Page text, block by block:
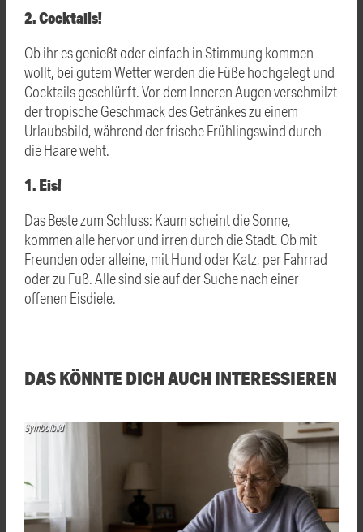
2. Cocktails!
Ob ihr es genießt oder einfach in Stimmung kommen
wollt, bei gutem Wetter werden die Füße hochgelegt und
Cocktails geschlürft. Vor dem Inneren Augen verschmilzt
der tropische Geschmack des Getränkes zu einem
Urlaubsbild, während der frische Frühlingswind durch
die Haare weht.
1. Eis!
Das Beste zum Schluss: Kaum scheint die Sonne,
kommen alle hervor und irren durch die Stadt. Ob mit
Freunden oder alleine, mit Hund oder Katz, per Fahrrad
oder zu Fuß. Alle sind sie auf der Suche nach einer
offenen Eisdiele.
DAS KÖNNTE DICH AUCH INTERESSIEREN
Symbolbild